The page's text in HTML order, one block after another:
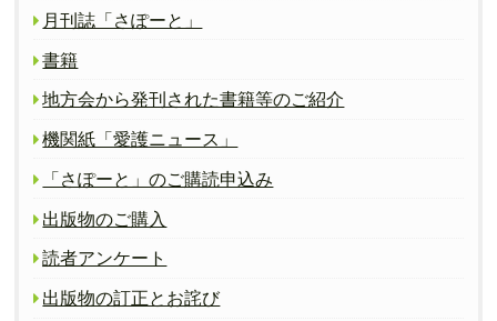
月刊誌「さぽーと」
書籍
地方会から発刊された書籍等のご紹介
機関紙「愛護ニュース」
「さぽーと」のご購読申込み
出版物のご購入
読者アンケート
出版物の訂正とお詫び